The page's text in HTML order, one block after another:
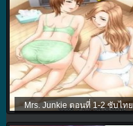
Mrs. Junkie ตอนที่ 1-2 ซับไทย